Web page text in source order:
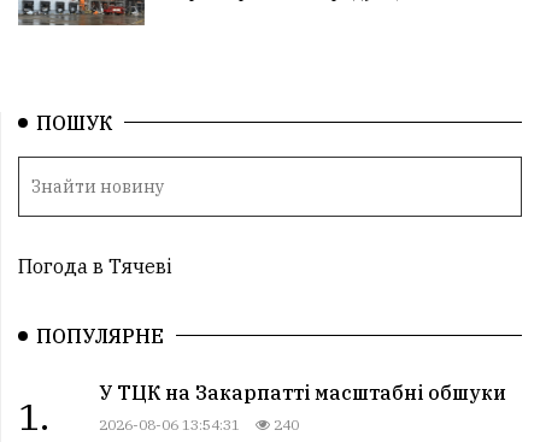
ПОШУК
Погода в Тячеві
ПОПУЛЯРНЕ
1.
У ТЦК на Закарпатті масштабні обшуки
2026-08-06 13:54:31 240